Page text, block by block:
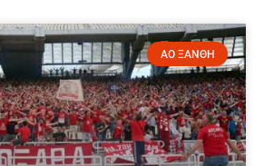
ΑΟ ΞΑΝΘΗ